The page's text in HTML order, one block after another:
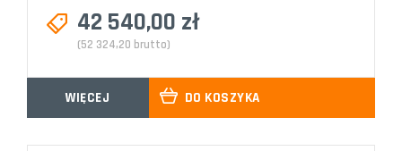
42 540,00 zł
(52 324,20 brutto)
WIĘCEJ DO KOSZYKA